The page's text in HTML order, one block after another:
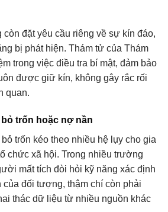
còn đặt yêu cầu riêng về sự kín đáo,
bị phát hiện. Thám tử của Thám
trong việc điều tra bí mật, đảm bảo
được giữ kín, không gây rắc rối
quan.
trốn hoặc nợ nần
trốn kéo theo nhiều hệ lụy cho gia
chức xã hội. Trong nhiều trường
mất tích đòi hỏi kỹ năng xác định
đối tượng, thậm chí còn phải
thác dữ liệu từ nhiều nguồn khác